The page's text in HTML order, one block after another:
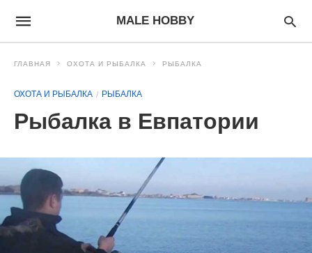
MALE HOBBY
ГЛАВНАЯ ОХОТА И РЫБАЛКА РЫБАЛКА
ОХОТА И РЫБАЛКА РЫБАЛКА
Рыбалка в Евпатории